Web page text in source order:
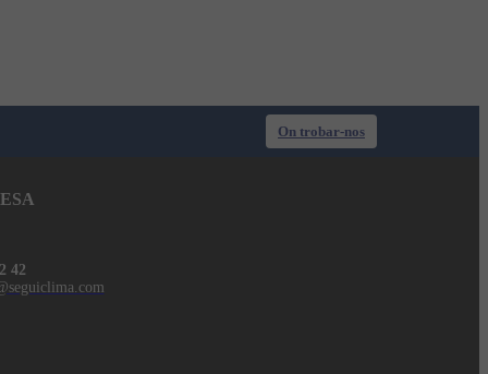
On trobar-nos
42